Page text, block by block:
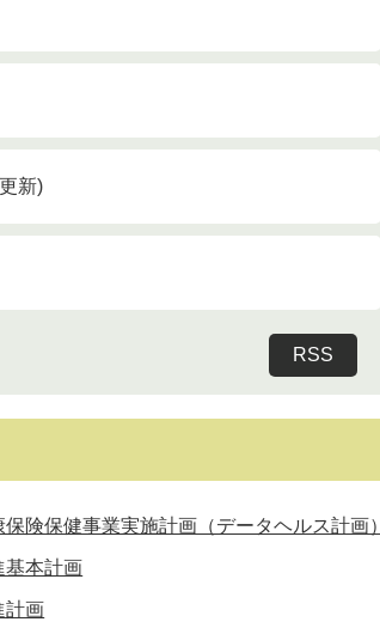
新
RSS
険保健事業実施計画（データヘルス計画）
基本計画
計画